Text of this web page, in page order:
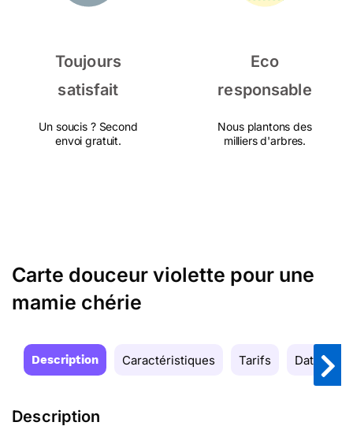
Toujours
satisfait
Un soucis ? Second
envoi gratuit.
Eco
responsable
Nous plantons des
milliers d'arbres.
Carte douceur violette pour une
mamie chérie
Description Caractéristiques Tarifs Date de
Description